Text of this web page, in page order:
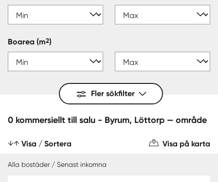
Boarea (m2)
Fler sökfilter
0 kommersiellt till salu - Byrum, Löttorp — område
Visa / Sortera Visa på karta
Alla bostäder / Senast inkomna